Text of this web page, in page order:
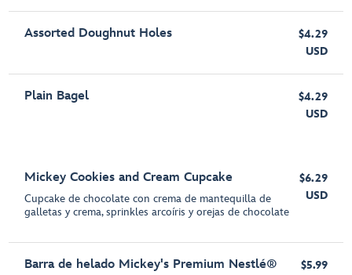
Assorted Doughnut Holes
$4.29
USD
Plain Bagel
$4.29
USD
Mickey Cookies and Cream Cupcake
Cupcake de chocolate con crema de mantequilla de
galletas y crema, sprinkles arcoíris y orejas de chocolate
$6.29
USD
Barra de helado Mickey's Premium Nestlé®
$5.99